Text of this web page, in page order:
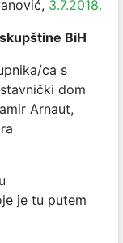
3.7.2018.
BiH
ca s
dom
Arnaut,
je tu putem